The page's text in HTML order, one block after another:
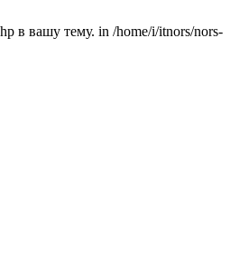
в вашу тему. in /home/i/itnors/nors-